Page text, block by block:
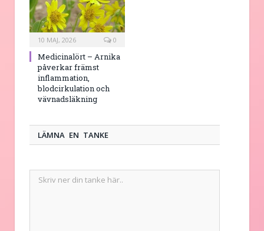
10 MAJ, 2026 0
Medicinalört – Arnika
påverkar främst
inflammation,
blodcirkulation och
vävnadsläkning
LÄMNA EN TANKE